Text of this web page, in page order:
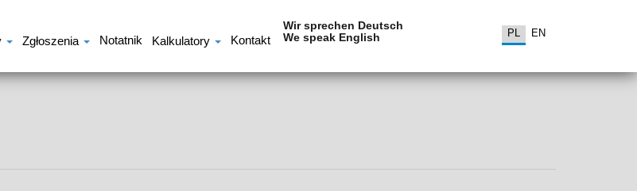
Zgłoszenia Notatnik Kalkulatory Kontakt
Wir sprechen Deutsch
We speak English
PL EN